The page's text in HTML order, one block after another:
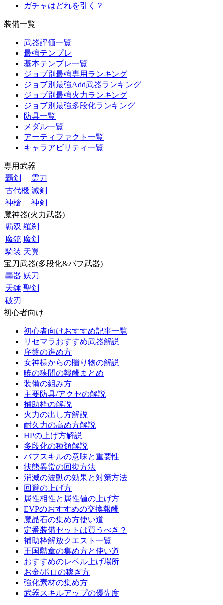
ガチャはどれを引く？
装備一覧
武器評価一覧
最強テンプレ
基本テンプレ一覧
ジョブ別最強専用ランキング
ジョブ別最強Add武器ランキング
ジョブ別最強火力ランキング
ジョブ別最強多段化ランキング
防具一覧
メダル一覧
アーティファクト一覧
キャラアビリティ一覧
専用武器
覇剣
霊刀
古代機 滅剣
神槍
神剣
魔神器(火力武器)
覇双 羅刹
魔銃 魔剣
騎装 天翼
宝刀武器(多段化&バフ武器)
轟器 妖刀
天錘 聖剣
破刃
初心者向け
初心者向けおすすめ記事一覧
リセマラおすすめ武器解説
序盤の進め方
女神様からの贈り物の解説
暁の狭間の報酬まとめ
装備の組み方
主要防具/アクセの解説
補助枠の解説
火力の出し方解説
耐久力の高め方解説
HPの上げ方解説
多段化の種類解説
バフスキルの意味と重要性
状態異常の回復方法
消滅の波動の効果と対策方法
回避の上げ方
属性相性と属性値の上げ方
EVPのおすすめの交換報酬
魔晶石の集め方使い道
定番装備セットは買うべき？
補助枠解放クエスト一覧
王国勲章の集め方と使い道
おすすめのレベル上げ場所
お金/ポロの稼ぎ方
強化素材の集め方
武器スキルアップの優先度